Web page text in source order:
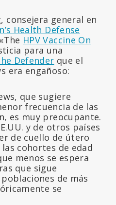
consejera general en
Health Defense
HPV Vaccine On
para una
Defender que el
era engañoso:
que sugiere
frecuencia de las
es muy preocupante.
y de otros países
de cuello de útero
las cohortes de edad
menos se espera
que sigue
de más
se